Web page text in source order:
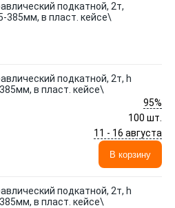
подкатной, 2т,
385мм, в пласт. кейсе\
подкатной, 2т, h
в пласт. кейсе\
95%
100 шт.
11 - 16 августа
В корзину
подкатной, 2т, h
в пласт. кейсе\